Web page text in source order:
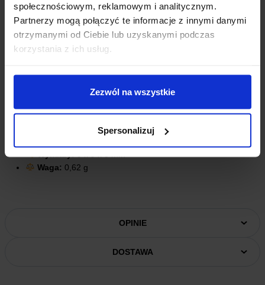
społecznościowym, reklamowym i analitycznym.
Partnerzy mogą połączyć te informacje z innymi danymi
otrzymanymi od Ciebie lub uzyskanymi podczas
korzystania z ich usług.
Zezwól na wszystkie
Spersonalizuj
SPECYFIKACJA TECHNICZNA PRODUKTU
Nazwa produktu:Radiator
Waga: 0,62 g
OPINIE
DOSTAWA